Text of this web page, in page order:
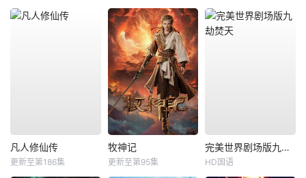
凡人修仙传
更新至第186集
牧神记
更新至第95集
完美世界剧场版九劫焚天
HD国语